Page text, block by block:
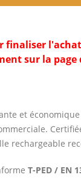
finaliser
sur la
et économique
rechargeable
T-PED / EN